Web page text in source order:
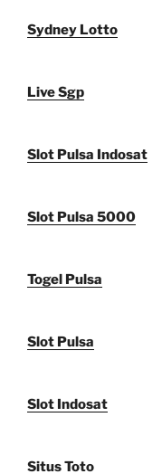
Sydney Lotto
Live Sgp
Slot Pulsa Indosat
Slot Pulsa 5000
Togel Pulsa
Slot Pulsa
Slot Indosat
Situs Toto